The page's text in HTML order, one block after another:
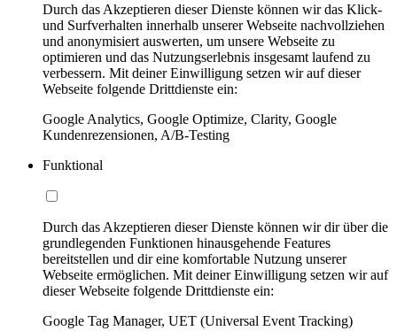
Durch das Akzeptieren dieser Dienste können wir das Klick-
und Surfverhalten innerhalb unserer Webseite nachvollziehen
und anonymisiert auswerten, um unsere Webseite zu
optimieren und das Nutzungserlebnis insgesamt laufend zu
verbessern. Mit deiner Einwilligung setzen wir auf dieser
Webseite folgende Drittdienste ein:
Google Analytics, Google Optimize, Clarity, Google
Kundenrezensionen, A/B-Testing
Funktional
Durch das Akzeptieren dieser Dienste können wir dir über die
grundlegenden Funktionen hinausgehende Features
bereitstellen und dir eine komfortable Nutzung unserer
Webseite ermöglichen. Mit deiner Einwilligung setzen wir auf
dieser Webseite folgende Drittdienste ein:
Google Tag Manager, UET (Universal Event Tracking)